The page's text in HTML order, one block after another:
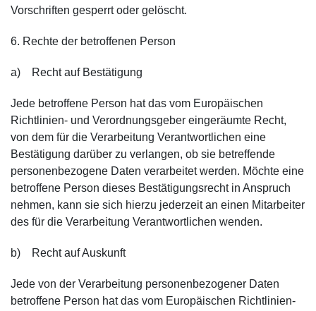
Vorschriften gesperrt oder gelöscht.
6. Rechte der betroffenen Person
a) Recht auf Bestätigung
Jede betroffene Person hat das vom Europäischen
Richtlinien- und Verordnungsgeber eingeräumte Recht,
von dem für die Verarbeitung Verantwortlichen eine
Bestätigung darüber zu verlangen, ob sie betreffende
personenbezogene Daten verarbeitet werden. Möchte eine
betroffene Person dieses Bestätigungsrecht in Anspruch
nehmen, kann sie sich hierzu jederzeit an einen Mitarbeiter
des für die Verarbeitung Verantwortlichen wenden.
b) Recht auf Auskunft
Jede von der Verarbeitung personenbezogener Daten
betroffene Person hat das vom Europäischen Richtlinien-